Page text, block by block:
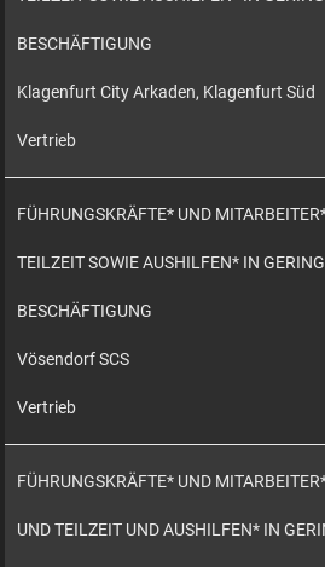
BESCHÄFTIGUNG
Klagenfurt City Arkaden, Klagenfurt Süd
Vertrieb
FÜHRUNGSKRÄFTE* UND
TEILZEIT SOWIE AUSHILFEN* IN
BESCHÄFTIGUNG
Vösendorf SCS
Vertrieb
FÜHRUNGSKRÄFTE* UND
UND TEILZEIT UND AUSHILFEN* IN